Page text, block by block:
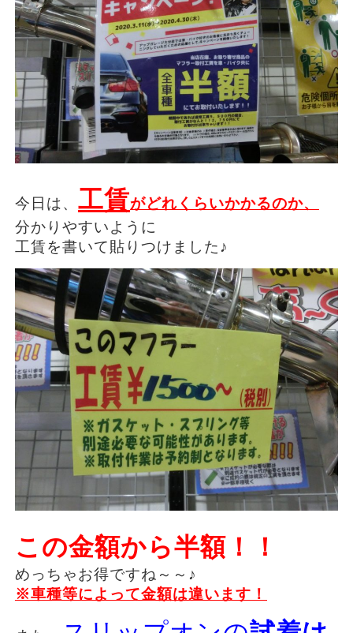
今日は、 工賃がどれくらいかかるのか、
分かりやすいように
工賃を書いて貼りつけました♪
この金額から半額！！
めっちゃお得ですね～～♪
※車種等によって金額は違います！